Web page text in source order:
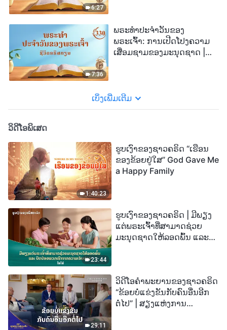
6:27
7:36
ພຣະທຳປະຈຳວັນຂອງ
ພຣະເຈົ້າ: ການເປີດໂປງຄວາມ
ເສື່ອມຊາມຂອງມະນຸດຊາດ |
ເບິ່ງເພີ່ມເຕີມ
ວິດີໂອພິເສດ
1:40:23
ຮູບເງົາຂອງຊາວຄຣິດ “ເຮືອນ
ຂອງຂ້ອຍຢູ່ໃສ” God Gave Me
a Happy Family
23:44
ຮູບເງົາຂອງຊາວຄຣິດ | ມີພຽງ
ແຕ່ພຣະເຈົ້າທີ່ສາມາດຊ່ວຍ
ມະນຸດຊາດໃຫ້ລອດພົ້ນ ແລະ
29:11
ວິດີໂອຄຳພະຍານຂອງຊາວຄຣິດ
“ຂ້ອຍບໍ່ແຂ່ງຂັນກັບຄົນອື່ນອີກ
ຕໍ່ໄປ” | ສຽງແຫ່ງການ